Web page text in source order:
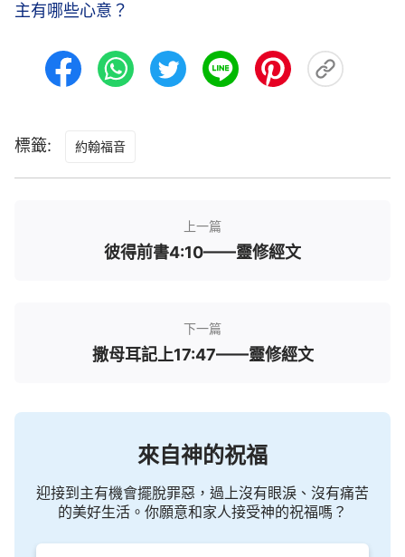
主有哪些心意？
標籤: 約翰福音
上一篇
彼得前書4:10——靈修經文
下一篇
撒母耳記上17:47——靈修經文
來自神的祝福
迎接到主有機會擺脫罪惡，過上沒有眼淚、沒有痛苦
的美好生活。你願意和家人接受神的祝福嗎？